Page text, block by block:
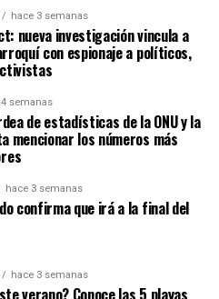
hace 3 semanas
nueva investigación vincula a
con espionaje a políticos,
semanas
de estadísticas de la ONU y la
mencionar los números más
hace 3 semanas
confirma que irá a la final del
hace 3 semanas
verano? Conoce las 5 playas